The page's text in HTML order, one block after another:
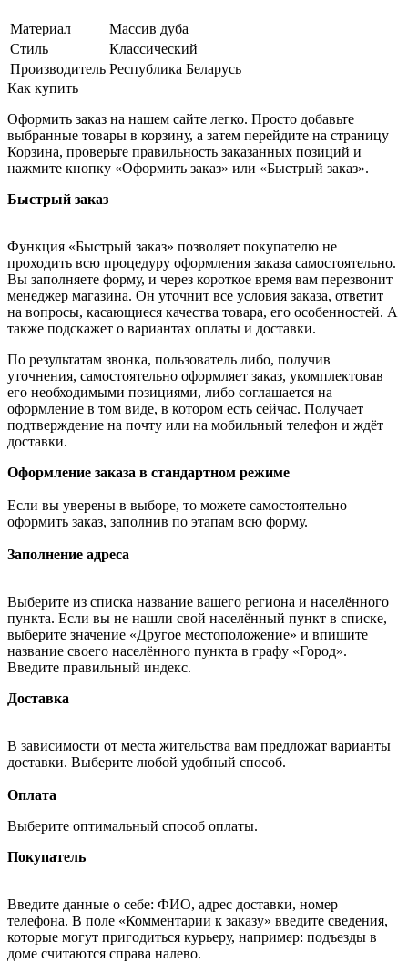
Материал
Массив дуба
Стиль
Классический
Производитель Республика Беларусь
Как купить
Оформить заказ на нашем сайте легко. Просто добавьте
выбранные товары в корзину, а затем перейдите на страницу
Корзина, проверьте правильность заказанных позиций и
нажмите кнопку «Оформить заказ» или «Быстрый заказ».
Быстрый заказ
Функция «Быстрый заказ» позволяет покупателю не
проходить всю процедуру оформления заказа самостоятельно.
Вы заполняете форму, и через короткое время вам перезвонит
менеджер магазина. Он уточнит все условия заказа, ответит
на вопросы, касающиеся качества товара, его особенностей. А
также подскажет о вариантах оплаты и доставки.
По результатам звонка, пользователь либо, получив
уточнения, самостоятельно оформляет заказ, укомплектовав
его необходимыми позициями, либо соглашается на
оформление в том виде, в котором есть сейчас. Получает
подтверждение на почту или на мобильный телефон и ждёт
доставки.
Оформление заказа в стандартном режиме
Если вы уверены в выборе, то можете самостоятельно
оформить заказ, заполнив по этапам всю форму.
Заполнение адреса
Выберите из списка название вашего региона и населённого
пункта. Если вы не нашли свой населённый пункт в списке,
выберите значение «Другое местоположение» и впишите
название своего населённого пункта в графу «Город».
Введите правильный индекс.
Доставка
В зависимости от места жительства вам предложат варианты
доставки. Выберите любой удобный способ.
Оплата
Выберите оптимальный способ оплаты.
Покупатель
Введите данные о себе: ФИО, адрес доставки, номер
телефона. В поле «Комментарии к заказу» введите сведения,
которые могут пригодиться курьеру, например: подъезды в
доме считаются справа налево.